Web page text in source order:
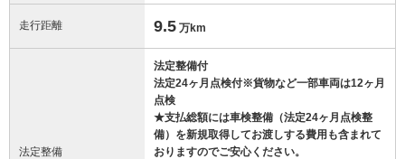
走行距離 9.5 万km
法定整備
法定整備付
法定24ヶ月点検付※貨物など一部車両は12ヶ月
点検
★支払総額には車検整備（法定24ヶ月点検整
備）を新規取得してお渡しする費用も含まれて
おりますのでご安心ください。